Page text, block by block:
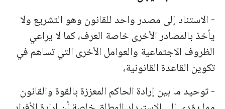
- الاستناد إلى مصدر واحد للقانون وهو التشريع ولا
يأخذ بالمصادر الأخرى خاصة العرف، كما لا يراعي
الظروف الاجتماعية والعوامل الأخرى التي تساهم في
تكوين القاعدة القانونية،
- توحيد ما بين إرادة الحاكم المعززة بالقوة والقانون